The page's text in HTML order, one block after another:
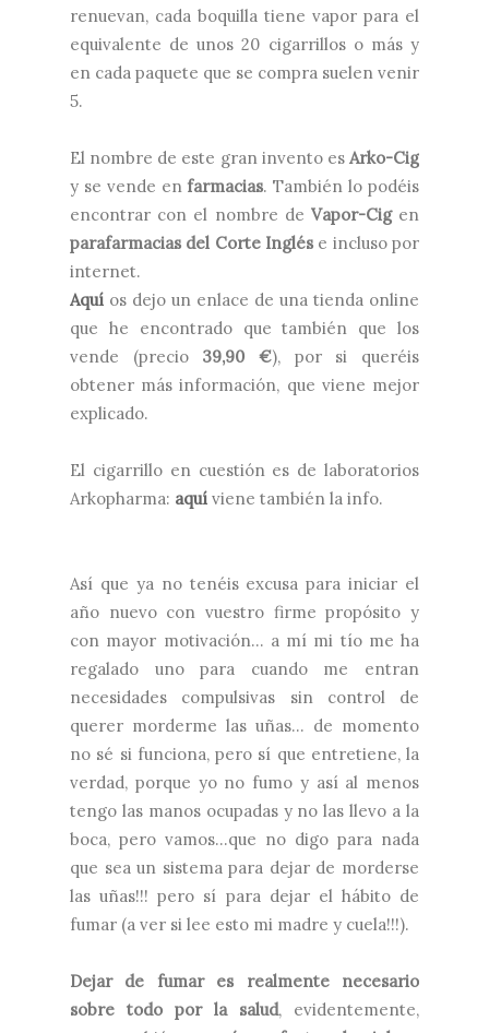
renuevan, cada boquilla tiene vapor para el
equivalente de unos 20 cigarrillos o más y
en cada paquete que se compra suelen venir
5.
El nombre de este gran invento es Arko-Cig
y se vende en farmacias. También lo podéis
encontrar con el nombre de Vapor-Cigen
parafarmacias del Corte Inglés e incluso por
internet.
Aquí os dejo un enlace de una tienda online
que he encontrado que también que los
vende (precio39,90 €), por si queréis
obtener más información, que viene mejor
explicado.
El cigarrillo en cuestión es de laboratorios
Arkopharma: aquí viene también la info.
Así que ya no tenéis excusa para iniciar el
año nuevo con vuestro firme propósito y
con mayor motivación... a mí mi tío me ha
regalado uno para cuando me entran
necesidades compulsivas sin control de
querer morderme las uñas... de momento
no sé si funciona, pero sí que entretiene, la
verdad, porque yo no fumo y así al menos
tengo las manos ocupadas y no las llevo a la
boca, pero vamos...que no digo para nada
que sea un sistema para dejar de morderse
las uñas!!! pero sí para dejar el hábito de
fumar (a ver si lee esto mi madre y cuela!!!).
Dejar de fumar es realmente necesario
sobre todo por la salud, evidentemente,